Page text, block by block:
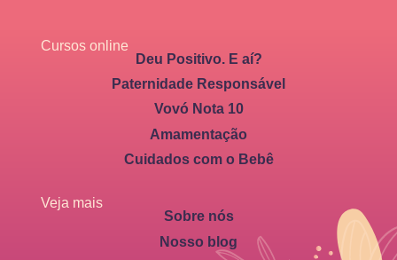
Cursos online
Deu Positivo. E aí?
Paternidade Responsável
Vovó Nota 10
Amamentação
Cuidados com o Bebê
Veja mais
Sobre nós
Nosso blog